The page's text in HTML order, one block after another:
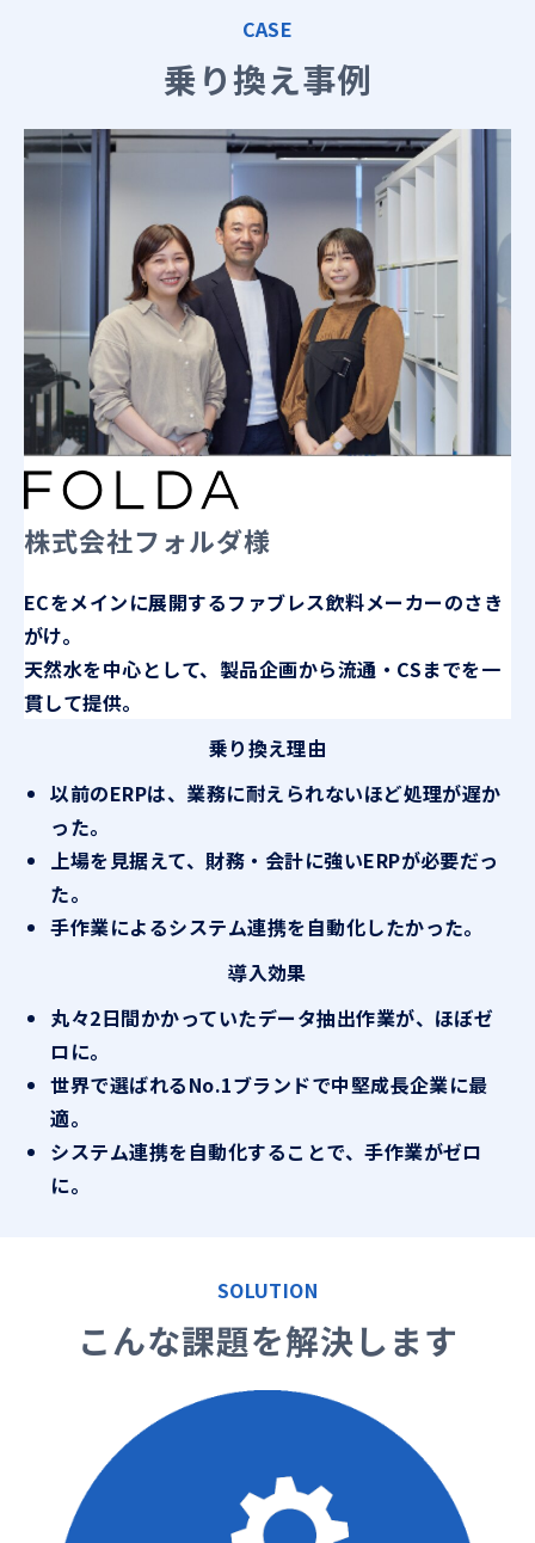
CASE
乗り換え事例
株式会社フォルダ様
ECをメインに展開するファブレス飲料メーカーのさき
がけ。
天然水を中心として、製品企画から流通・CSまでを一
貫して提供。
乗り換え理由
以前のERPは、業務に耐えられないほど処理が遅か
った。
上場を見据えて、財務・会計に強いERPが必要だっ
た。
手作業によるシステム連携を自動化したかった。
導入効果
丸々2日間かかっていたデータ抽出作業が、ほぼゼ
ロに。
世界で選ばれるNo.1ブランドで中堅成長企業に最
適。
システム連携を自動化することで、手作業がゼロ
に。
SOLUTION
こんな課題を解決します